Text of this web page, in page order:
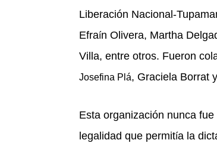
Liberación Nacional-
Efraín Olivera, Martha
Villa, entre otros. Fueron
Josefina Plá, Graciela Borrat
Esta organización nunca
legalidad que permitía la